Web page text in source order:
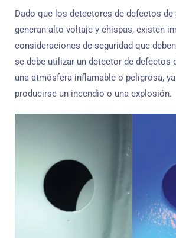
Dado que los detectores de defectos
generan alto voltaje y chispas, existen
consideraciones de seguridad que
se debe utilizar un detector de defectos
una atmósfera inflamable o peligrosa,
producirse un incendio o una explosión.